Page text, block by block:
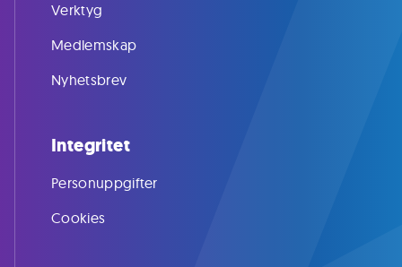
Verktyg
Medlemskap
Nyhetsbrev
Integritet
Personuppgifter
Cookies